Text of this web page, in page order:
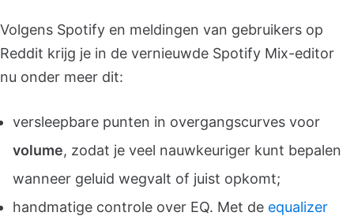
Volgens Spotify en meldingen van gebruikers op
Reddit krijg je in de vernieuwde Spotify Mix-editor
nu onder meer dit:
versleepbare punten in overgangscurves voor
volume, zodat je veel nauwkeuriger kunt bepalen
wanneer geluid wegvalt of juist opkomt;
handmatige controle over EQ. Met de equalizer